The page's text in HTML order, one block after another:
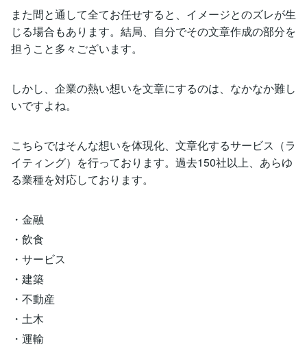
また間と通して全てお任せすると、イメージとのズレが生
じる場合もあります。結局、自分でその文章作成の部分を
担うこと多々ございます。
しかし、企業の熱い想いを文章にするのは、なかなか難し
いですよね。
こちらではそんな想いを体現化、文章化するサービス（ラ
イティング）を行っております。過去150社以上、あらゆ
る業種を対応しております。
・金融
・飲食
・サービス
・建築
・不動産
・土木
・運輸